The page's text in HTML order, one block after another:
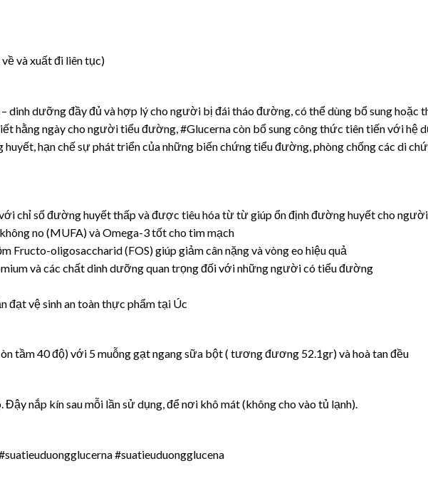
và xuất đi liên tục)
dinh dưỡng đầy đủ và hợp lý cho người bị đái tháo đường, có thể dùng bổ sung hoặc
hằng ngày cho người tiểu đường, #Glucerna còn bổ sung công thức tiên tiến với hệ
hạn chế sự phát triển của những biến chứng tiểu đường, phòng chống các di
chỉ số đường huyết thấp và được tiêu hóa từ từ giúp ổn định đường huyết cho
no (MUFA) và Omega-3 tốt cho tim mạch
Fructo-oligosaccharid (FOS) giúp giảm cân nặng và vòng eo hiệu quả
và các chất dinh dưỡng quan trọng đối với những người có tiểu đường
đạt vệ sinh an toàn thực phẩm tại Úc
tầm 40 độ) với 5 muỗng gạt ngang sữa bột ( tương đương 52.1gr) và hoà tan đều
nắp kín sau mỗi lần sử dụng, để nơi khô mát (không cho vào tủ lạnh).
#suatieuduongglucena